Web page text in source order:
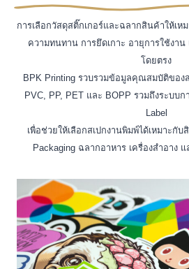
การเลือกวัสดุสติ๊กเกอร์และฉลากสินค้าให้เห
ความทนทาน การยึดเกาะ อายุการใช้งา
โดยตรง
BPK Printing รวบรวมข้อมูลคุณสมบัติของ
PVC, PP, PET และ BOPP รวมถึงระบบก
Label
เพื่อช่วยให้เลือกสเปกงานพิมพ์ได้เหมาะกั
Packaging ฉลากอาหาร เครื่องสำอาง